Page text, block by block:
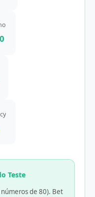
Teste
de 80). Bet